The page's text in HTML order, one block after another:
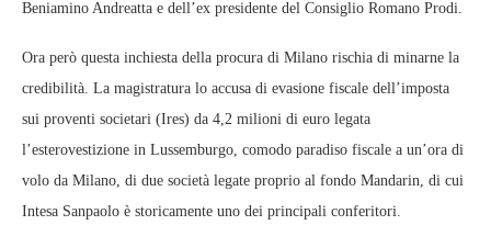
Beniamino Andreatta e dell’ex presidente del Consiglio Romano Prodi.
Ora però questa inchiesta della procura di Milano rischia di minarne la
credibilità. La magistratura lo accusa di evasione fiscale dell’imposta
sui proventi societari (Ires) da 4,2 milioni di euro legata
l’esterovestizione in Lussemburgo, comodo paradiso fiscale a un’ora di
volo da Milano, di due società legate proprio al fondo Mandarin, di cui
Intesa Sanpaolo è storicamente uno dei principali conferitori.